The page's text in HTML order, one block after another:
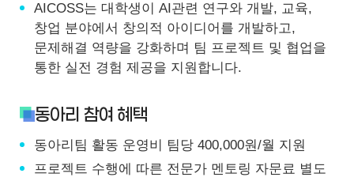
AICOSS는 대학생이 AI관련 연구와 개발, 교육,
창업 분야에서 창의적 아이디어를 개발하고,
문제해결 역량을 강화하며 팀 프로젝트 및 협업을
통한 실전 경험 제공을 지원합니다.
동아리 참여 혜택
동아리팀 활동 운영비 팀당 400,000원/월 지원
프로젝트 수행에 따른 전문가 멘토링 자문료 별도